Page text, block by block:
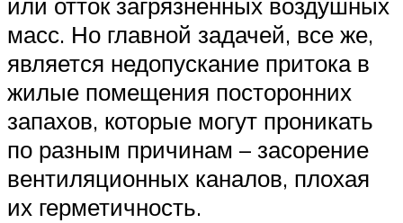
масс. Но главной задачей, все же,
является недопускание притока в
жилые помещения посторонних
запахов, которые могут проникать
по разным причинам – засорение
вентиляционных каналов, плохая
их герметичность.